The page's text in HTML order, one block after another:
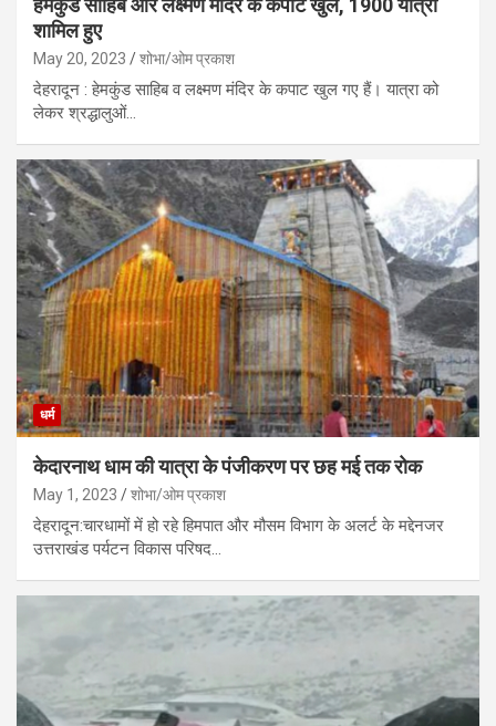
हेमकुंड साहिब और लक्ष्मण मंदिर के कपाट खुले, 1900 यात्री
शामिल हुए
May 20, 2023 शोभा/ओम प्रकाश
देहरादून : हेमकुंड साहिब व लक्ष्मण मंदिर के कपाट खुल गए हैं। यात्रा को
लेकर श्रद्धालुओं…
धर्म
केदारनाथ धाम की यात्रा के पंजीकरण पर छह मई तक रोक
May 1, 2023 शोभा/ओम प्रकाश
देहरादून:चारधामों में हो रहे हिमपात और मौसम विभाग के अलर्ट के मद्देनजर
उत्तराखंड पर्यटन विकास परिषद…